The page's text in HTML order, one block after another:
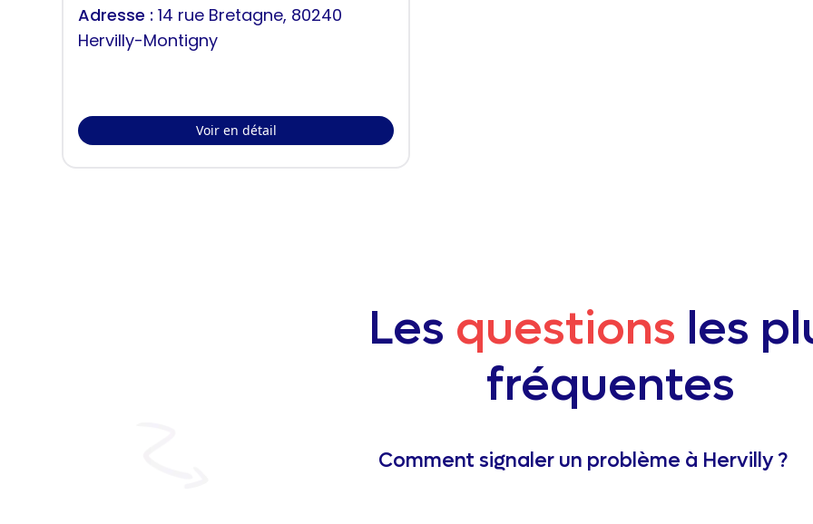
Adresse : 14 rue Bretagne, 80240
Hervilly-Montigny
Voir en détail
Les questions les
fréquentes
Comment signaler un problème à Hervilly ?